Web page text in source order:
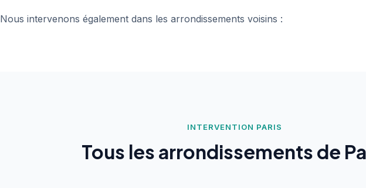
Nous intervenons également dans les arrondissements voisins :
INTERVENTION PARIS
Tous les arrondissements de